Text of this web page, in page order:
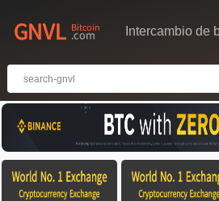
Intercambio de